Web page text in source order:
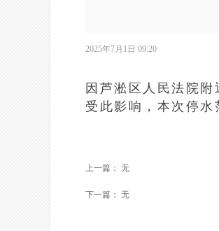
因芦淞区人民法院
受此影响，本次停
2025年7月1日 09:20
上一篇： 无
下一篇： 无